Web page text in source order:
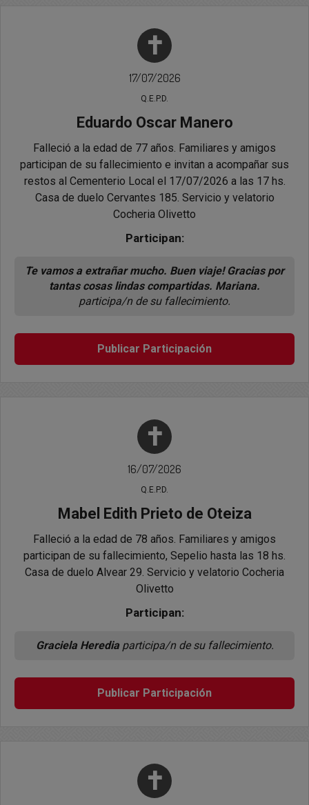
✝
17/07/2026
Q.E.P.D.
Eduardo Oscar Manero
Falleció a la edad de 77 años. Familiares y amigos
participan de su fallecimiento e invitan a acompañar sus
restos al Cementerio Local el 17/07/2026 a las 17 hs.
Casa de duelo Cervantes 185. Servicio y velatorio
Cocheria Olivetto
Participan:
Te vamos a extrañar mucho. Buen viaje! Gracias por
tantas cosas lindas compartidas. Mariana.
participa/n de su fallecimiento.
Publicar Participación
✝
16/07/2026
Q.E.P.D.
Mabel Edith Prieto de Oteiza
Falleció a la edad de 78 años. Familiares y amigos
participan de su fallecimiento, Sepelio hasta las 18 hs.
Casa de duelo Alvear 29. Servicio y velatorio Cocheria
Olivetto
Participan:
Graciela Herediaparticipa/n de su fallecimiento.
Publicar Participación
✝